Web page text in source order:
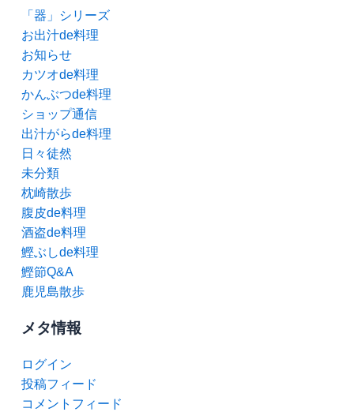
「器」シリーズ
お出汁de料理
お知らせ
カツオde料理
かんぶつde料理
ショップ通信
出汁がらde料理
日々徒然
未分類
枕崎散歩
腹皮de料理
酒盗de料理
鰹ぶしde料理
鰹節Q&A
鹿児島散歩
メタ情報
ログイン
投稿フィード
コメントフィード